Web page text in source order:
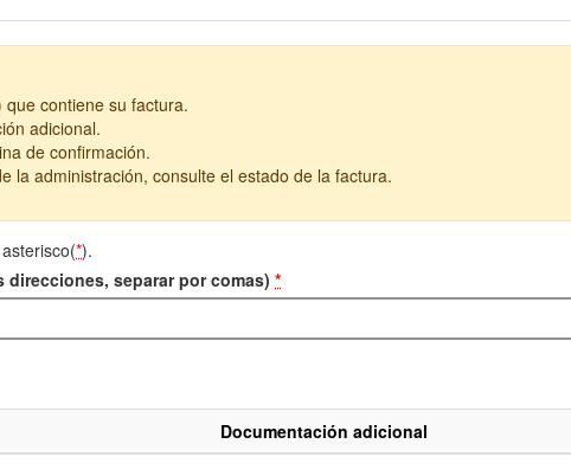
contiene su factura.
adicional.
de confirmación.
la administración, consulte el estado de la factura.
*).
separar por comas) *
Documentación adicional